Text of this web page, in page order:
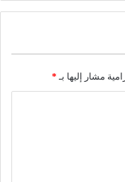
مشار إليها بـ *